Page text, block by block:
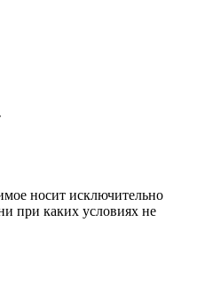
носит исключительно
при каких условиях не